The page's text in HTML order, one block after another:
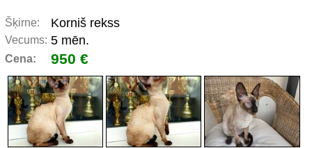
Šķirne: Korniš rekss
Vecums: 5 mēn.
Cena: 950 €